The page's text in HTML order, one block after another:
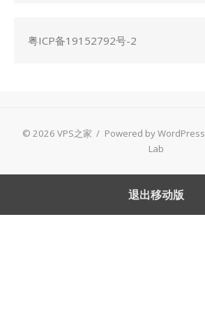
粤ICP备19152792号-2
© 2026 VPS之家 / Powered by WordPress
Lab
退出移动版